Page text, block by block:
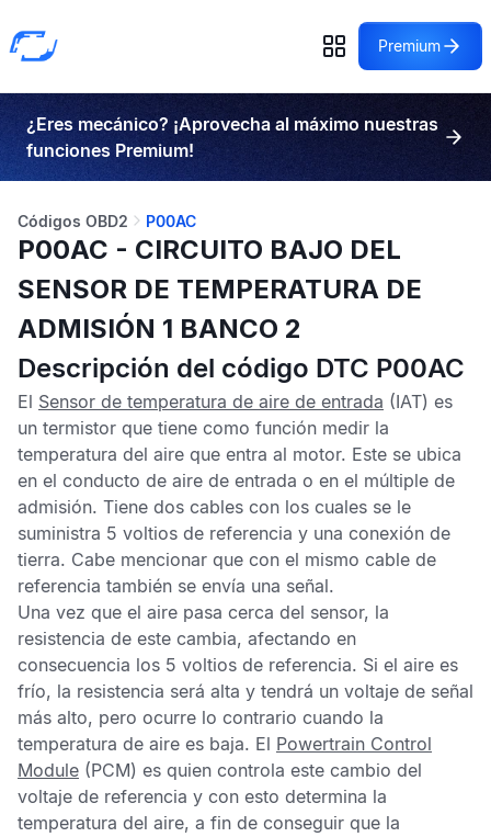
Premium
¿Eres mecánico? ¡Aprovecha al máximo nuestras
funciones Premium!
Códigos OBD2 P00AC
P00AC - CIRCUITO BAJO DEL
SENSOR DE TEMPERATURA DE
ADMISIÓN 1 BANCO 2
Descripción del código DTC P00AC
El Sensor de temperatura de aire de entrada (IAT) es
un termistor que tiene como función medir la
temperatura del aire que entra al motor. Este se ubica
en el conducto de aire de entrada o en el múltiple de
admisión. Tiene dos cables con los cuales se le
suministra 5 voltios de referencia y una conexión de
tierra. Cabe mencionar que con el mismo cable de
referencia también se envía una señal.
Una vez que el aire pasa cerca del sensor, la
resistencia de este cambia, afectando en
consecuencia los 5 voltios de referencia. Si el aire es
frío, la resistencia será alta y tendrá un voltaje de señal
más alto, pero ocurre lo contrario cuando la
temperatura de aire es baja. El Powertrain Control
Module (PCM) es quien controla este cambio del
voltaje de referencia y con esto determina la
temperatura del aire, a fin de conseguir que la